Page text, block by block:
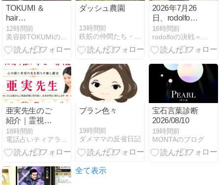
TOKUMI ＆
hair
makeBOCHI
BOCHIか
ら・・・
12時間前
美容師TOKUMIの事が解るブログ
ダッシュ農園
13時間前
鉄筋の仲間たち・・・成島鉄筋の親方に集う鉄筋屋
2026年7月26
日、rodolfoの
COPD悪化。
16時間前
亜実先生のご
紹介｜霊視で
悩みの原因を
読み解き、幸
せへの一歩を
18時間前
プラン色々
19時間前
ダメママの反省日記
宝石言葉診断
2026/08/10
19時間前
MONTAのブログ
全て表示